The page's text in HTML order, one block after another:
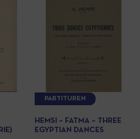
PARTITUREN
HEMSI – FATMA – THREE
EGYPTIAN DANCES